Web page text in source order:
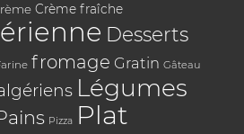
Crème fraîche
Desserts
fromage Gratin Gâteau
Légumes
Pizza Plat